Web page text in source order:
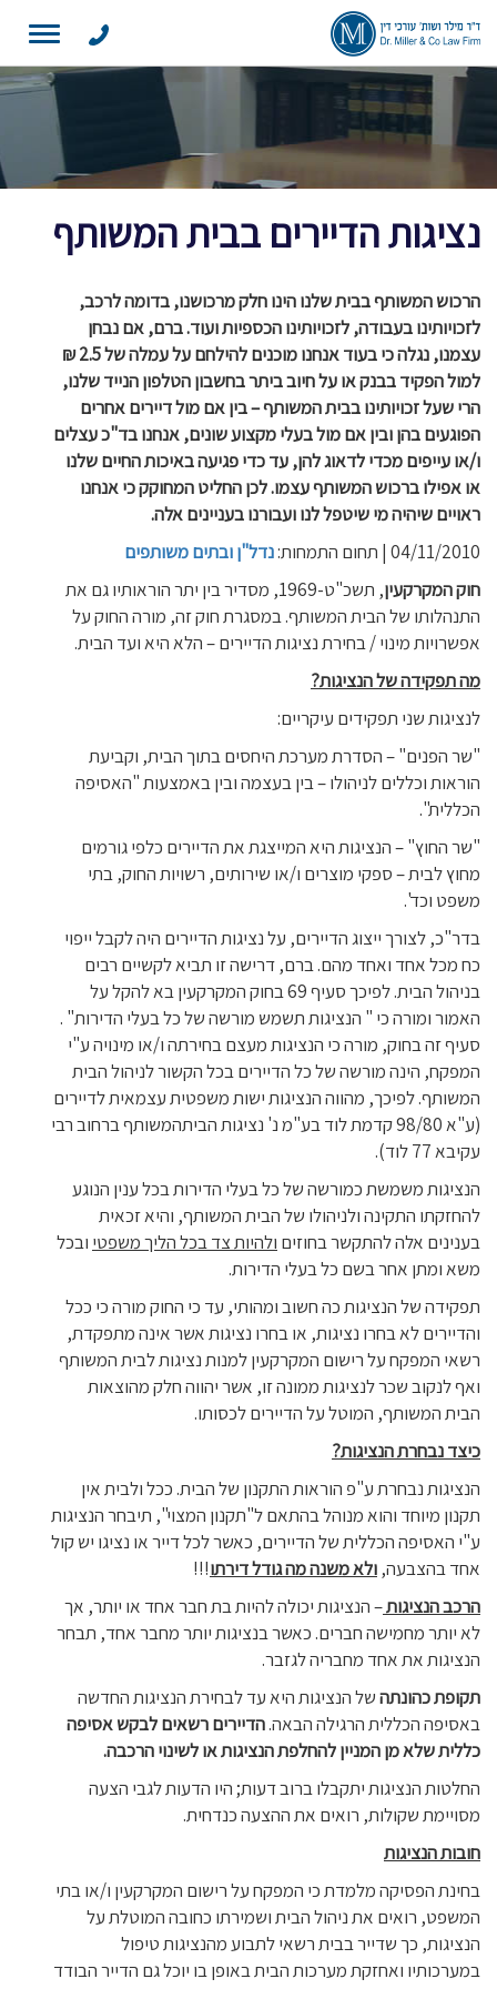
Toggle
נציגות הדיירים בבית המשותף
הרכוש המשותף בבית שלנו הינו חלק מרכושנו, בדומה לרכב,
לזכויותינו בעבודה, לזכויותינו הכספיות ועוד. ברם, אם נבחן
עצמנו, נגלה כי בעוד אנחנו מוכנים להילחם על עמלה של 2.5 ₪
למול הפקיד בבנק או על חיוב ביתר בחשבון הטלפון הנייד שלנו,
הרי שעל זכויותינו בבית המשותף – בין אם מול דיירים אחרים
הפוגעים בהן ובין אם מול בעלי מקצוע שונים, אנחנו בד"כ עצלים
ו/או עייפים מכדי לדאוג להן, עד כדי פגיעה באיכות החיים שלנו
או אפילו ברכוש המשותף עצמו. לכן החליט המחוקק כי אנחנו
ראויים שיהיה מי שיטפל לנו ועבורנו בעניינים אלה.
04/11/2010 | תחום התמחות:
נדל"ן ובתים משותפים
חוק המקרקעין
, תשכ"ט-1969, מסדיר בין יתר הוראותיו גם את
התנהלותו של הבית המשותף. במסגרת חוק זה, מורה החוק על
אפשרויות מינוי / בחירת נציגות הדיירים – הלא היא ועד הבית.
מה תפקידה של הנציגות?
לנציגות שני תפקידים עיקריים:
"שר הפנים" – הסדרת מערכת היחסים בתוך הבית, וקביעת
הוראות וכללים לניהולו – בין בעצמה ובין באמצעות "האסיפה
הכללית".
"שר החוץ" – הנציגות היא המייצגת את הדיירים כלפי גורמים
מחוץ לבית – ספקי מוצרים ו/או שירותים, רשויות החוק, בתי
משפט וכד'.
בדר"כ, לצורך ייצוג הדיירים, על נציגות הדיירים היה לקבל ייפוי
כח מכל אחד ואחד מהם. ברם, דרישה זו תביא לקשיים רבים
בניהול הבית. לפיכך סעיף 69 בחוק המקרקעין בא להקל על
האמור ומורה כי " הנציגות תשמש מורשה של כל בעלי הדירות" .
סעיף זה בחוק, מורה כי הנציגות מעצם בחירתה ו/או מינויה ע"י
המפקח, הינה מורשה של כל הדיירים בכל הקשור לניהול הבית
המשותף. לפיכך, מהווה הנציגות ישות משפטית עצמאית לדיירים
(ע"א 98/80 קדמת לוד בע"מ נ' נציגות הביתהמשותף ברחוב רבי
עקיבא 77 לוד).
הנציגות משמשת כמורשה של כל בעלי הדירות בכל ענין הנוגע
להחזקתו התקינה ולניהולו של הבית המשותף, והיא זכאית
בענינים אלה להתקשר בחוזים ולהיות צד בכל הליך משפטי ובכל
משא ומתן אחר בשם כל בעלי הדירות.
תפקידה של הנציגות כה חשוב ומהותי, עד כי החוק מורה כי ככל
והדיירים לא בחרו נציגות, או בחרו נציגות אשר אינה מתפקדת,
רשאי המפקח על רישום המקרקעין למנות נציגות לבית המשותף
ואף לנקוב שכר לנציגות ממונה זו, אשר יהווה חלק מהוצאות
הבית המשותף, המוטל על הדיירים לכסותו.
כיצד נבחרת הנציגות?
הנציגות נבחרת ע"פ הוראות התקנון של הבית. ככל ולבית אין
תקנון מיוחד והוא מנוהל בהתאם ל"תקנון המצוי", תיבחר הנציגות
ע"י האסיפה הכללית של הדיירים, כאשר לכל דייר או נציגו יש קול
אחד בהצבעה, ולא משנה מה גודל דירתו!!!
הרכב הנציגות– הנציגות יכולה להיות בת חבר אחד או יותר, אך
לא יותר מחמישה חברים. כאשר בנציגות יותר מחבר אחד, תבחר
הנציגות את אחד מחבריה לגזבר.
תקופת כהונתהשל הנציגות היא עד לבחירת הנציגות החדשה
באסיפה הכללית הרגילה הבאה.הדיירים רשאים לבקש אסיפה
כללית שלא מן המניין להחלפת הנציגות או לשינוי הרכבה.
החלטות הנציגות יתקבלו ברוב דעות; היו הדעות לגבי הצעה
מסויימת שקולות, רואים את ההצעה כנדחית.
חובות הנציגות
בחינת הפסיקה מלמדת כי המפקח על רישום המקרקעין ו/או בתי
המשפט, רואים את ניהול הבית ושמירתו כחובה המוטלת על
הנציגות, כך שדייר בבית רשאי לתבוע מהנציגות טיפול
במערכותיו ואחזקת מערכות הבית באופן בו יוכל גם הדייר הבודד